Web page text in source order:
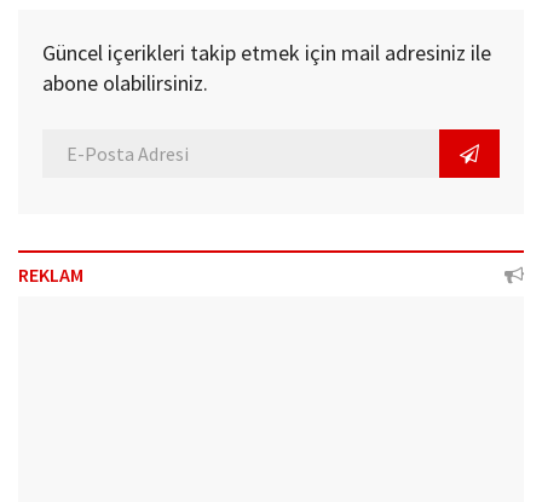
Güncel içerikleri takip etmek için mail adresiniz ile
abone olabilirsiniz.
REKLAM